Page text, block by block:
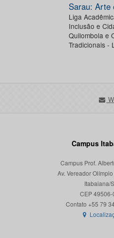
Sarau: Arte
Liga
Inclusão e
Quilombola e
Tradicionais -
Campus
Campus Prof.
Av. Vereador
Itabaiana/
CEP 49506-